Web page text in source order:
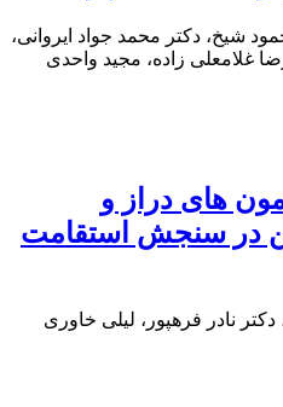
شیخ، دکتر محمد جواد ایروانی،
غلامعلی زاده، مجید واحدی
های دراز و
در سنجش استقامت
نادر فرهپور، لیلی خاوری